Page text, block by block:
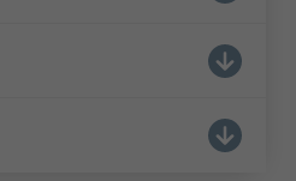
Réussir le pilotage des